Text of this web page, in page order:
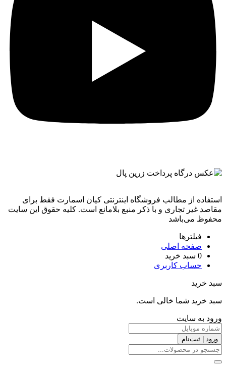
استفاده از مطالب فروشگاه اینترنتی کیان اسمارت فقط برای
مقاصد غیر تجاری و با ذکر منبع بلامانع است. کليه حقوق اين سايت
محفوظ می‌باشد
فیلترها
صفحه اصلی
0 سبد خرید
حساب کاربری
سبد خرید
سبد خرید شما خالی است.
ورود به سایت
ورود | ثبت‌نام